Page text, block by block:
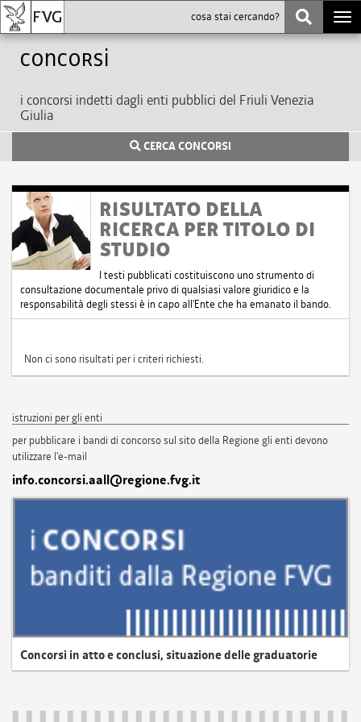
Concorsi
i concorsi indetti dagli enti pubblici del Friuli Venezia
Giulia
CERCA CONCORSI
RISULTATO DELLA
RICERCA PER TITOLO DI
STUDIO
I testi pubblicati costituiscono uno strumento di
consultazione documentale privo di qualsiasi valore giuridico e la
responsabilità degli stessi è in capo all'Ente che ha emanato il bando.
Non ci sono risultati per i criteri richiesti.
istruzioni per gli enti
per pubblicare i bandi di concorso sul sito della Regione gli enti devono
utilizzare l'e-mail
info.concorsi.aall@regione.fvg.it
Concorsi in atto e conclusi, situazione delle graduatorie